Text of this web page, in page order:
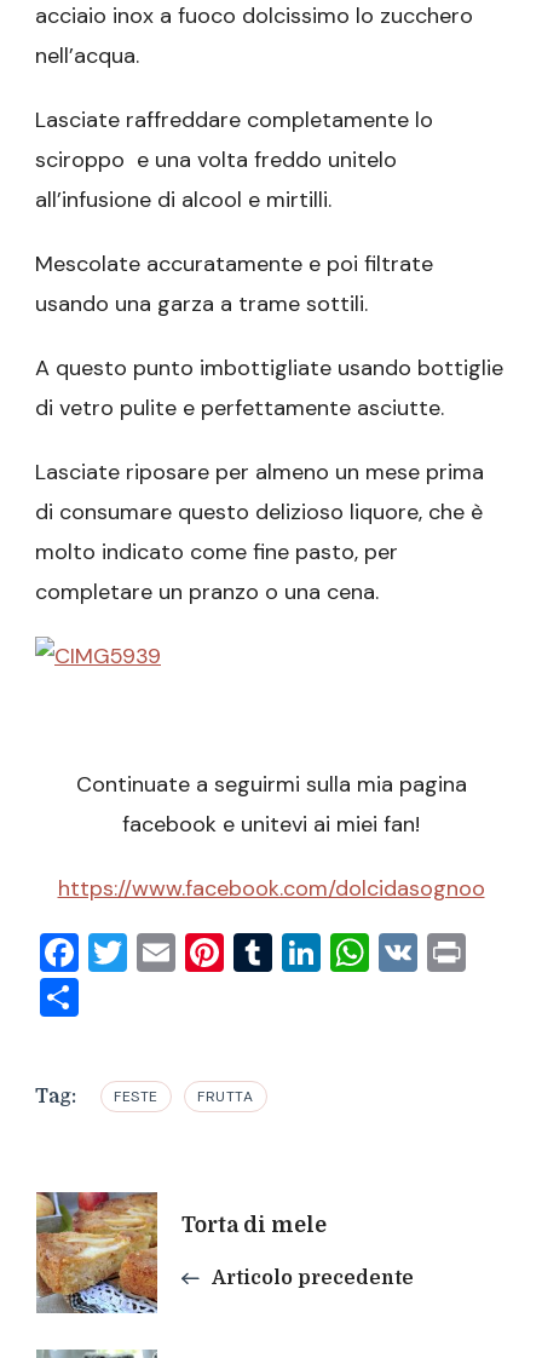
acciaio inox a fuoco dolcissimo lo zucchero
nell’acqua.
Lasciate raffreddare completamente lo
sciroppo e una volta freddo unitelo
all’infusione di alcool e mirtilli.
Mescolate accuratamente e poi filtrate
usando una garza a trame sottili.
A questo punto imbottigliate usando bottiglie
di vetro pulite e perfettamente asciutte.
Lasciate riposare per almeno un mese prima
di consumare questo delizioso liquore, che è
molto indicato come fine pasto, per
completare un pranzo o una cena.
Continuate a seguirmi sulla mia pagina
facebook e unitevi ai miei fan!
https://www.facebook.com/dolcidasognoo
Facebook
Twitter
EmailPinterest
Tumblr
LinkedIn
VK
Tag: FESTE FRUTTA
Navigazione
articoli
Torta di mele
Articolo precedente